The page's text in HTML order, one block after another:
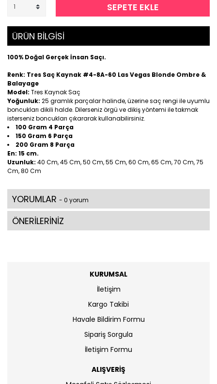
SEPETE EKLE
ÜRÜN BİLGİSİ
100% Doğal Gerçek İnsan Saçı.
Renk: Tres Saç Kaynak #4-8A-60 Las Vegas Blonde Ombre &
Balayage
Model: Tres Kaynak Saç
Yoğunluk: 25 gramlık parçalar halinde, üzerine saç rengi ile uyumlu
boncukları dikili halde. Dilerseniz örgü ve dikiş yöntemi ile takmak
isterseniz boncukları çıkararak kullanabilirsiniz.
100 Gram 4 Parça
150 Gram 6 Parça
200 Gram 8 Parça
En: 15 cm.
Uzunluk: 40 Cm, 45 Cm, 50 Cm, 55 Cm, 60 Cm, 65 Cm, 70 Cm, 75
Cm, 80 Cm
YORUMLAR - 0 yorum
ÖNERİLERİNİZ
KURUMSAL
İletişim
Kargo Takibi
Havale Bildirim Formu
Sipariş Sorgula
İletişim Formu
ALIŞVERİŞ